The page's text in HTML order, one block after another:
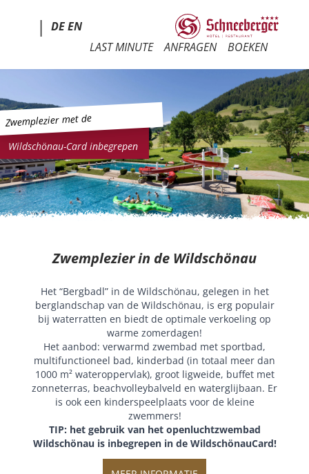
| DE EN
LAST MINUTE
ANFRAGEN BOEKEN
Zwemplezier met de
Wildschönau-Card inbegrepen
Zwemplezier in de Wildschönau
Het “Bergbadl” in de Wildschönau, gelegen in het
berglandschap van de Wildschönau, is erg populair
bij waterratten en biedt de optimale verkoeling op
warme zomerdagen!
Het aanbod: verwarmd zwembad met sportbad,
multifunctioneel bad, kinderbad (in totaal meer dan
1000 m² wateroppervlak), groot ligweide, buffet met
zonneterras, beachvolleybalveld en waterglijbaan. Er
is ook een kinderspeelplaats voor de kleine
zwemmers!
TIP: het gebruik van het openluchtzwembad
Wildschönau is inbegrepen in de WildschönauCard!